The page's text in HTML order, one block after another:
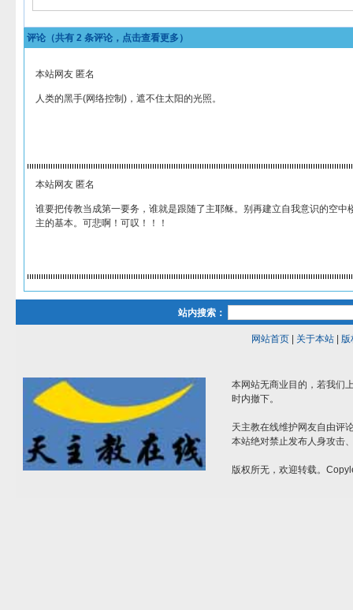
评论（共有 2 条评论，点击查看更多）
本站网友 匿名
人类的黑手(网络控制)，遮不住太阳的光照。
本站网友 匿名
谁要把传教当成第一要务，谁就是跟随了主耶稣。别再建立自我意识的空中
主的基本。可悲啊！可叹！！！
站内搜索：
网站首页| 关于本站| 版
本网站无商业目的，若我们
时内撤下。
天主教在线维护网友自由评
本站绝对禁止发布人身攻击
版权所无，欢迎转载。